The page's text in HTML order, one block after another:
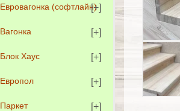
Евровагонка (софтлайн)
Вагонка
Блок Хаус
Европол
Паркет